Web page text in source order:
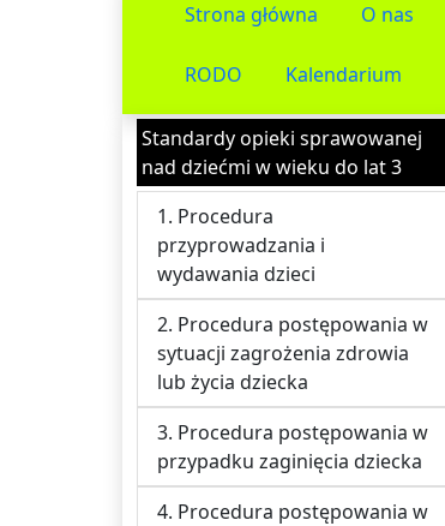
Strona główna O nas
RODO Kalendarium
Standardy opieki sprawowanej
nad dziećmi w wieku do lat 3
1. Procedura
przyprowadzania i
wydawania dzieci
2. Procedura postępowania w
sytuacji zagrożenia zdrowia
lub życia dziecka
3. Procedura postępowania w
przypadku zaginięcia dziecka
4. Procedura postępowania w